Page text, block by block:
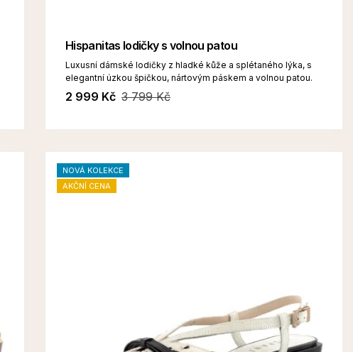
Hispanitas lodičky s volnou patou
Luxusní dámské lodičky z hladké kůže a splétaného lýka, s
elegantní úzkou špičkou, nártovým páskem a volnou patou.
2 999 Kč 3 799 Kč
NOVÁ KOLEKCE
AKČNÍ CENA